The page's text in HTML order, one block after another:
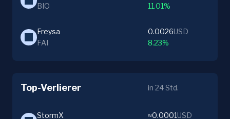
BIO
11.01%
Freysa
FAI
0.0026USD
8.23%
Top-Verlierer in 24 Std.
StormX ≈0.0001USD